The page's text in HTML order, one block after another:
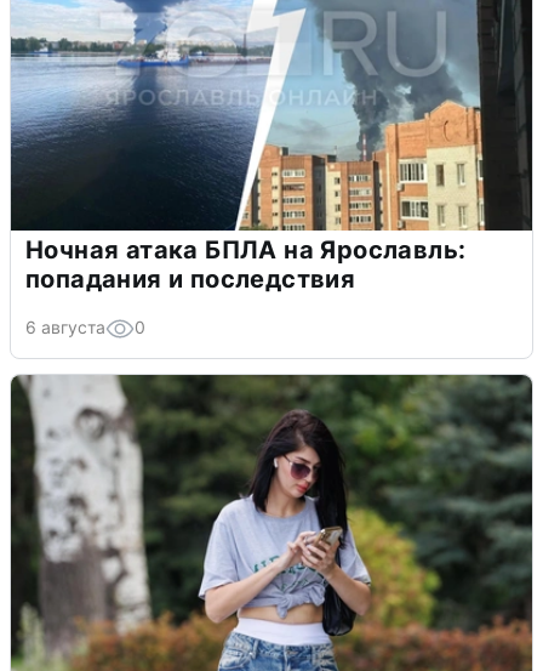
Ночная атака БПЛА на Ярославль:
попадания и последствия
6 августа 0